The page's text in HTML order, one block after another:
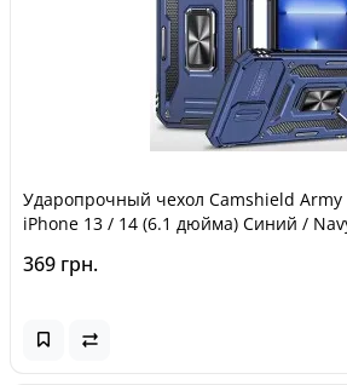
Ударопрочный чехол Camshield Army
iPhone 13 / 14 (6.1 дюйма) Синий /
369 грн.